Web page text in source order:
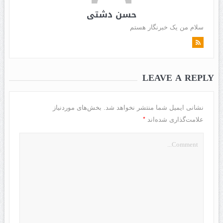
حسن دشتی
سلام من یک خبرنگار هستم
LEAVE A REPLY
نشانی ایمیل شما منتشر نخواهد شد. بخش‌های موردنیاز
علامت‌گذاری شده‌اند *